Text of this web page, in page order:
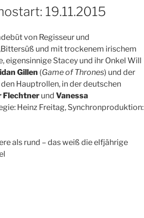
19.11.2015
von Regisseur und
und mit trockenem irischem
eigensinnige Stacey und ihr Onkel Will
Gillen (Game of Thrones) und der
den Hauptrollen, in der deutschen
Flechtner und Vanessa
Heinz Freitag, Synchronproduktion:
als rund – das weiß die elfjährige